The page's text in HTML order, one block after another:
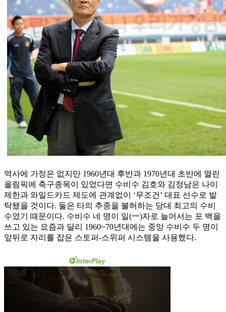
역사에 가정은 없지만 1960년대 후반과 1970년대 초반에 열린
올림픽에 축구종목이 있었다면 수비수 김호와 김정남은 나이
제한과 와일드카드 제도에 관계없이 ‘무조건’ 대표 선수로 발
탁됐을 것이다. 둘은 타의 추종을 불허하는 당대 최고의 수비
수였기 때문이다. 수비수 네 명이 일(一)자로 늘어서는 포 백을
쓰고 있는 요즘과 달리 1960~70년대에는 중앙 수비수 두 명이
앞뒤로 자리를 잡은 스토퍼-스위퍼 시스템을 사용했다.